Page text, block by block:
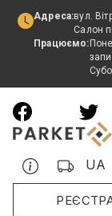
Адреса:вул.
Салон
Працюємо:
UA